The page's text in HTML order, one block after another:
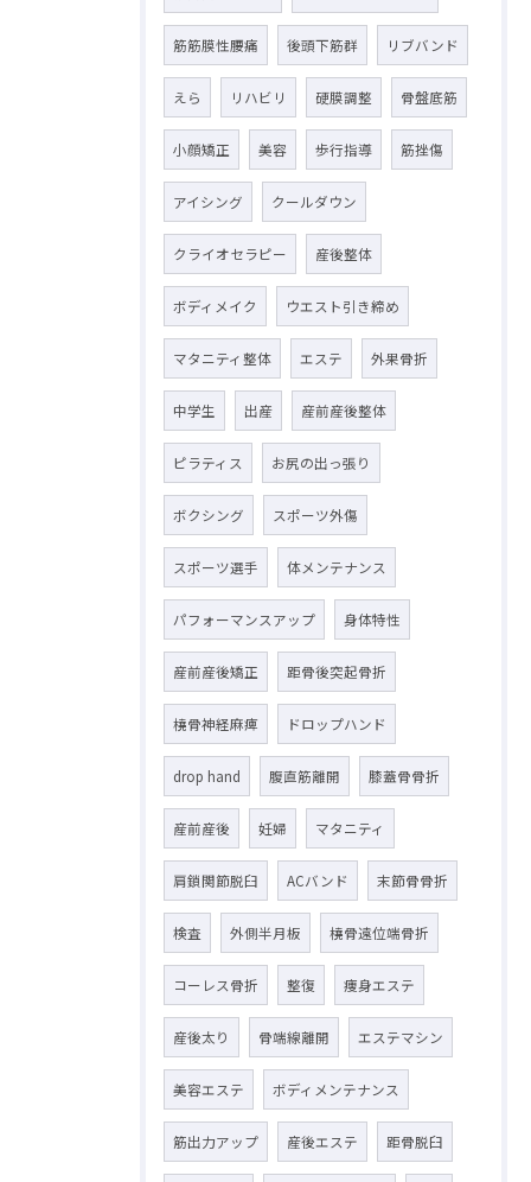
筋筋膜性腰痛 後頭下筋群 リブバンド
えら リハビリ 硬膜調整 骨盤底筋
小顔矯正 美容 歩行指導 筋挫傷
アイシング クールダウン
クライオセラピー 産後整体
ボディメイク ウエスト引き締め
マタニティ整体 エステ 外果骨折
中学生 出産 産前産後整体
ピラティス お尻の出っ張り
ボクシング スポーツ外傷
スポーツ選手 体メンテナンス
パフォーマンスアップ 身体特性
産前産後矯正 距骨後突起骨折
橈骨神経麻痺 ドロップハンド
drop hand 腹直筋離開 膝蓋骨骨折
産前産後 妊婦 マタニティ
肩鎖関節脱臼 ACバンド 末節骨骨折
検査 外側半月板 橈骨遠位端骨折
コーレス骨折 整復 痩身エステ
産後太り 骨端線離開 エステマシン
美容エステ ボディメンテナンス
筋出力アップ 産後エステ 距骨脱臼